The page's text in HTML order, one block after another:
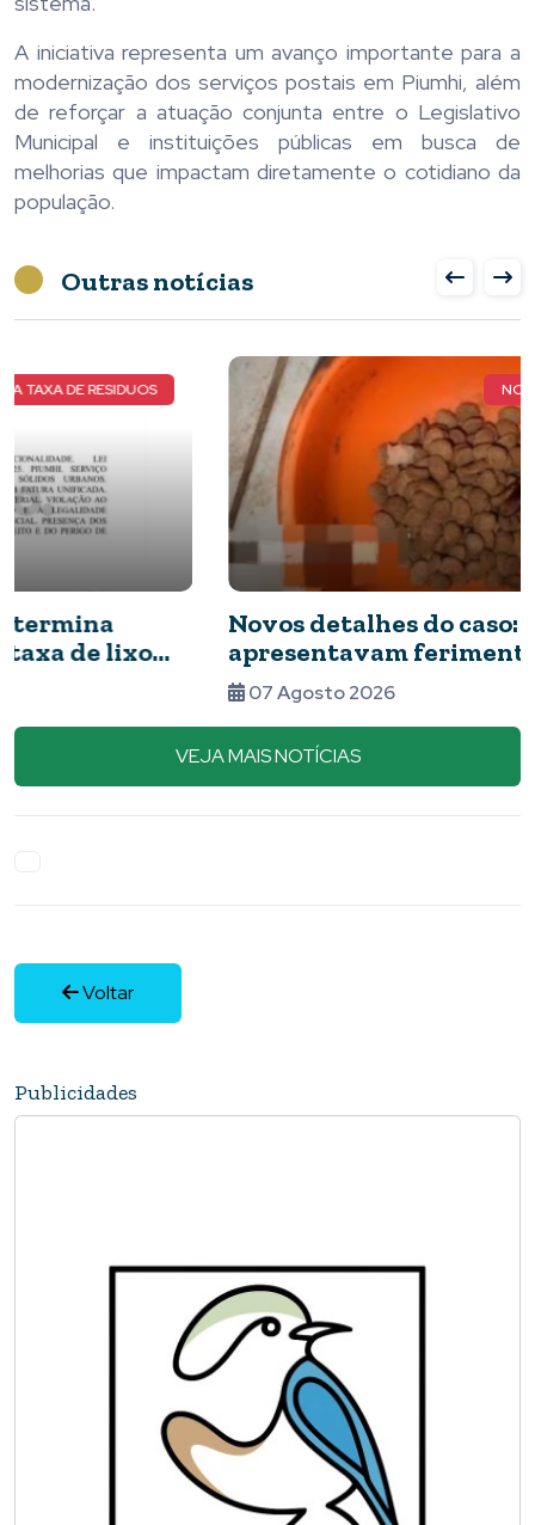
A iniciativa representa um avanço importante para a
modernização dos serviços postais em Piumhi, além
de reforçar a atuação conjunta entre o Legislativo
Municipal e instituições públicas em busca de
melhorias que impactam diretamente o cotidiano da
população.
Outras notícias
NOVOS DETALHES DO CASO
Novos detalhes do caso: cães resgatados
apresentavam ferimentos e comida com
VEJA MAIS NOTÍCIAS
Voltar
Publicidades